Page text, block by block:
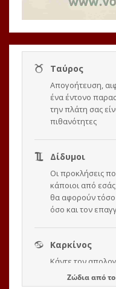
Ζώδιααπό το